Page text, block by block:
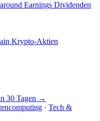
Earnings Dividenden
Krypto-Aktien
30 Tagen →
· Tech &